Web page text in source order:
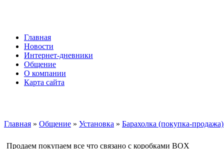
Главная
Новости
Интернет-дневники
Общение
О компании
Карта сайта
Главная » Общение » Установка » Барахолка (покупка-
Продаем покупаем все что связано с коробками BOX